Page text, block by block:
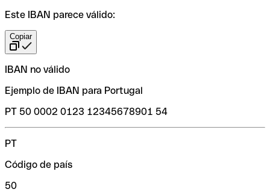
Este IBAN parece válido:
Copiar
IBAN no válido
Ejemplo de IBAN para Portugal
PT 50 0002 0123 12345678901 54
PT
Código de país
50